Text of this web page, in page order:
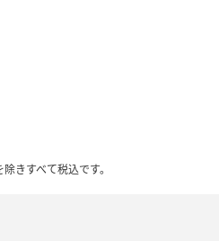
きすべて税込です。